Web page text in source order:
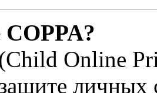
Online
личных